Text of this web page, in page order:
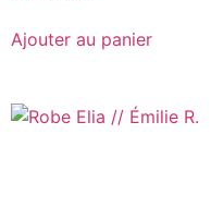
Ajouter au panier